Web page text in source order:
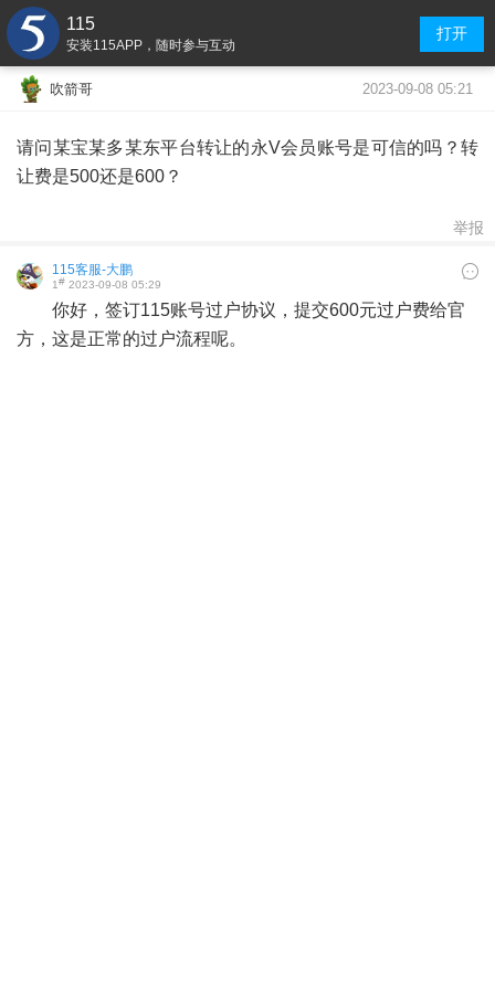
115
安装115APP，随时参与互动
打开
吹箭哥 2023-09-08 05:21
请问某宝某多某东平台转让的永V会员账号是可信的吗？转
让费是500还是600？
举报
115客服-大鹏
1# 2023-09-08 05:29
你好，签订115账号过户协议，提交600元过户费给官
方，这是正常的过户流程呢。